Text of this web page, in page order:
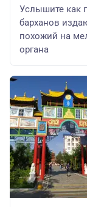
Услышите как
барханов
похожий на
органа